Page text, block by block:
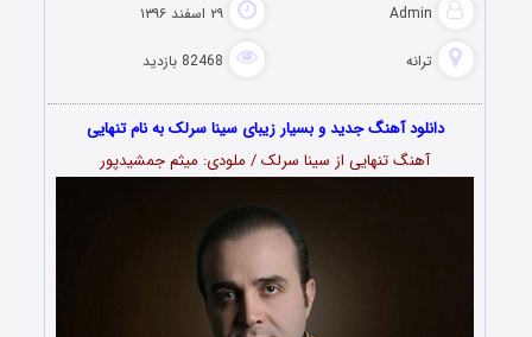
Admin ۲۹ اسفند ۱۳۹۶
ترانه 82468 بازدید
دانلود آهنگ جدید و بسیار زیبای سینا سرلک به نام تنهایی
آهنگ تنهایی از سینا سرلک / ملودی: میثم جمشیدپور